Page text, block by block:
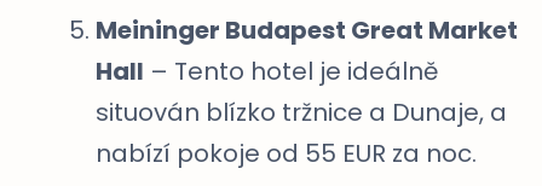
Meininger Budapest Great Market
Hall – Tento hotel je ideálně
situován blízko tržnice a Dunaje, a
nabízí pokoje od 55 EUR za noc.